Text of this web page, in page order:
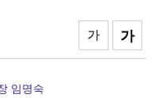
제주특별자치도 보훈청, 이동보훈복지사업 선포 19주년 …
제주특별자치도, 여름철 수상안전사고 예방 특별 대책회으…
이터 AI활용 창…
가
가
임명숙